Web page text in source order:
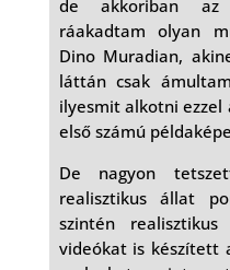
de akkoriban az
ráakadtam olyan
Dino Muradian,
láttán csak
ilyesmit alkotni ezzel
első számú
De nagyon
realisztikus állat
szintén realisztikus
videókat is készített